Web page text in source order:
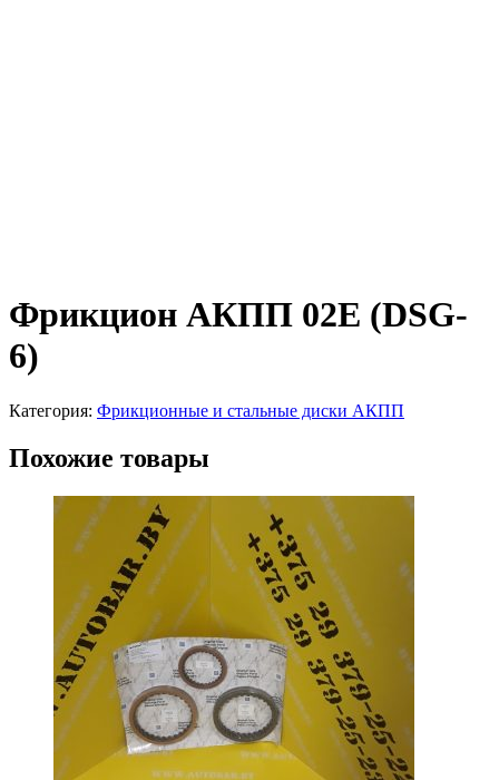
Фрикцион АКПП 02E (DSG-
6)
Категория: Фрикционные и стальные диски АКПП
Похожие товары